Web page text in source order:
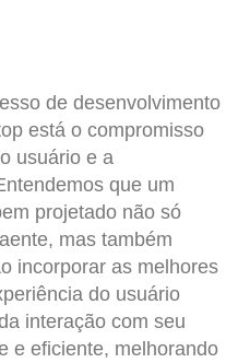
de desenvolvimento
está o compromisso
usuário e a
que um
projetado não só
mas também
incorporar as melhores
do usuário
interação com seu
e eficiente, melhorando